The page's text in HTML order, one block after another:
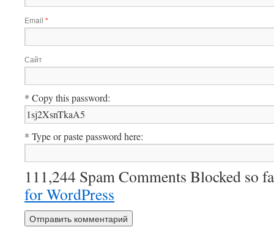
Email *
Сайт
* Copy this password:
* Type or paste password here:
111,244 Spam Comments Blocked so
for WordPress